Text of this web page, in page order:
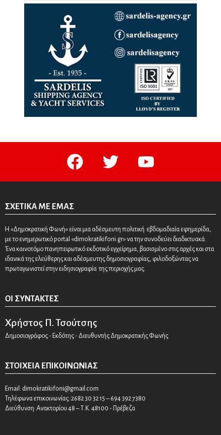
facebook twitter youtube
ΣΧΕΤΙΚΆ ΜΕ ΕΜΆΣ
Η «Δημοκρατική Φωνή» είναι μια αδέσμευτη πολιτική εβδομαδιαία εφημερίδα,
με το ενημερωτικό portal «dimokratikifoni.gr» να την συνοδεύει διαδικτυακά.
Ένα καινοτόμο πανηπειρωτικό εκδοτικό εγχείρημα, βασισμένο στις αρχές και στα
ιδανικά της ελεύθερης και αδέσμευτης δημοσιογραφίας, φιλοδοξώντας να
πρωταγωνιστεί στην ειδησιογραφία της περιοχής μας.
ΟΙ ΣΥΝΤΆΚΤΕΣ
Χρήστος Π. Τσούτσης
Δημοσιογράφος - Εκδότης - Διευθυντής Δημοκρατικής Φωνής
ΣΤΟΙΧΕΊΑ ΕΠΙΚΟΙΝΩΝΊΑΣ
Email: dimokratikifoni@gmail.com
Τηλέφωνα επικοινωνίας: 2682 30 32 15 – 694 392 7380
Διεύθυνση: Ανακτορίου 48 – Τ.Κ. 48100 - Πρέβεζα